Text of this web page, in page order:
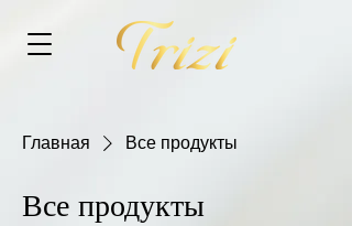
Главная Все продукты
Все продукты